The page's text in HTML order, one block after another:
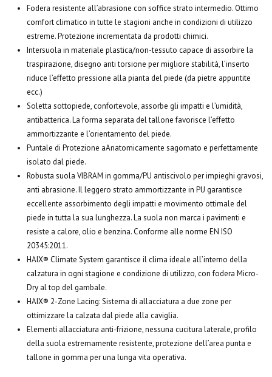
Fodera resistente all’abrasione con soffice strato intermedio. Ottimo
comfort climatico in tutte le stagioni anche in condizioni di utilizzo
estreme. Protezione incrementata da prodotti chimici.
Intersuola in materiale plastica/non-tessuto capace di assorbire la
traspirazione, disegno anti torsione per migliore stabilità, l’inserto
riduce l’effetto pressione alla pianta del piede (da pietre appuntite
ecc.)
Soletta sottopiede, confortevole, assorbe gli impatti e l’umidità,
antibatterica. La forma separata del tallone favorisce l’effetto
ammortizzante e l’orientamento del piede.
Puntale di Protezione aAnatomicamente sagomato e perfettamente
isolato dal piede.
Robusta suola VIBRAM in gomma/PU antiscivolo per impieghi gravosi,
anti abrasione. Il leggero strato ammortizzante in PU garantisce
eccellente assorbimento degli impatti e movimento ottimale del
piede in tutta la sua lunghezza. La suola non marca i pavimenti e
resiste a calore, olio e benzina. Conforme alle norme EN ISO
20345:2011.
HAIX® Climate System garantisce il clima ideale all’interno della
calzatura in ogni stagione e condizione di utilizzo, con fodera Micro-
Dry al top del gambale.
HAIX® 2-Zone Lacing:Sistema di allacciatura a due zone per
ottimizzare la calzata dal piede alla caviglia.
Elementi allacciatura anti-frizione, nessuna cucitura laterale, profilo
della suola estremamente resistente, protezione dell’area punta e
tallone in gomma per una lunga vita operativa.